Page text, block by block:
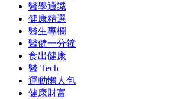
醫學通識
健康精選
醫生專欄
醫健一分鐘
食出健康
醫 Tech
運動懶人包
健康財富